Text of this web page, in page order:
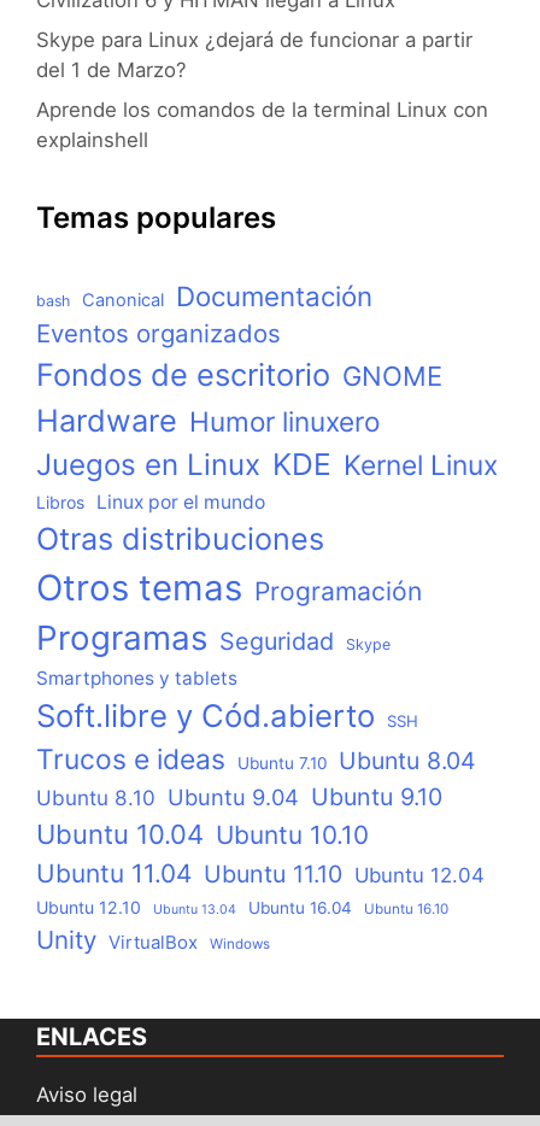
Skype para Linux ¿dejará de funcionar a partir
del 1 de Marzo?
Aprende los comandos de la terminal Linux con
explainshell
Temas populares
bash Canonical Documentación
Eventos organizados
Fondos de escritorio GNOME
Hardware Humor linuxero
Juegos en Linux KDE Kernel Linux
Libros Linux por el mundo
Otras distribuciones
Otros temas Programación
Programas Seguridad Skype
Smartphones y tablets
Soft.libre y Cód.abierto SSH
Trucos e ideas Ubuntu 7.10 Ubuntu 8.04
Ubuntu 8.10 Ubuntu 9.04 Ubuntu 9.10
Ubuntu 10.04 Ubuntu 10.10
Ubuntu 11.04 Ubuntu 11.10 Ubuntu 12.04
Ubuntu 12.10 Ubuntu 13.04 Ubuntu 16.04 Ubuntu 16.10
Unity VirtualBox Windows
ENLACES
Aviso legal